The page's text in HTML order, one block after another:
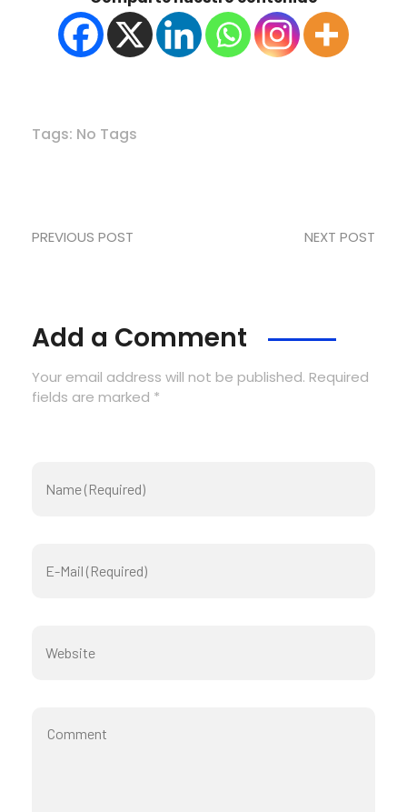
Tags: No Tags
PREVIOUS POST NEXT POST
Add a Comment
Your email address will not be published. Required
fields are marked *